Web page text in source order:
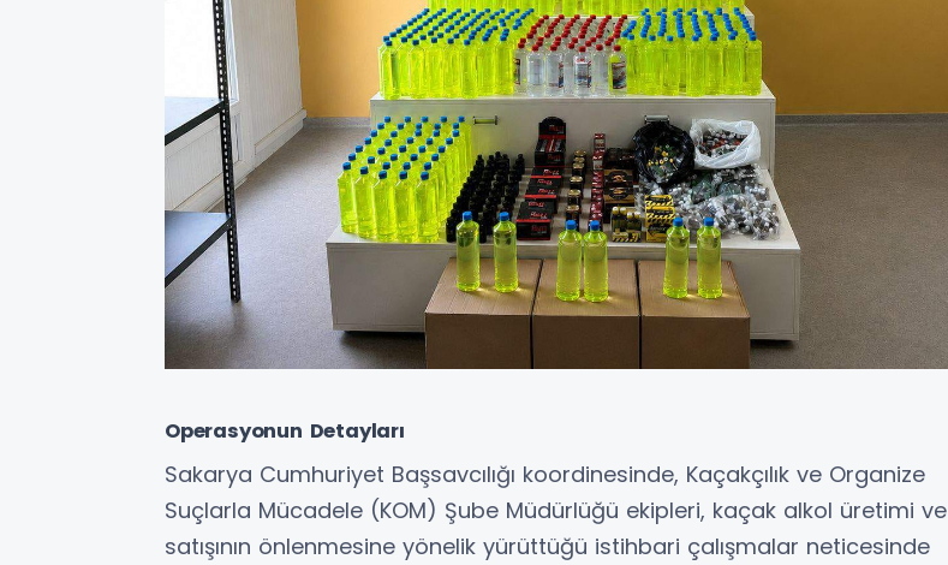
Operasyonun Detayları
Sakarya Cumhuriyet Başsavcılığı koordinesinde, Kaçakçılık ve Organize
Suçlarla Mücadele (KOM) Şube Müdürlüğü ekipleri, kaçak alkol üretimi ve
satışının önlenmesine yönelik yürüttüğü istihbari çalışmalar neticesinde